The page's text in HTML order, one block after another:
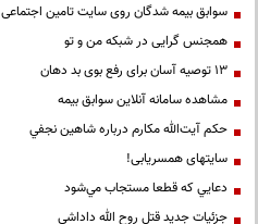
سوابق بیمه شدگان روی سایت تامین اجتماعی
همجنس گرایی در شبکه من و تو
13 توصیه آسان برای رفع بوی بد دهان
مشاهده سامانه آنلاين سوابق بیمه
حكم آيت‌الله مكارم درباره شاهين نجفي
سایتهای همسریابی!
دعايي كه قطعا مستجاب مي‌شود
جزئیات جدید قتل روح الله داداشی